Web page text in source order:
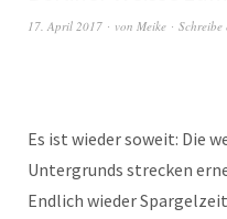
17. April 2017 von Meike Schreibe
Es ist wieder soweit: Die
Untergrunds strecken
Endlich wieder